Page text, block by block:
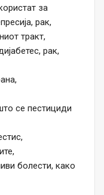
за
рак,
тракт,
рак,
се пестициди
болести, како